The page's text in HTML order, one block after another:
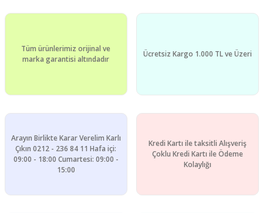
Ürün resmi kalitesiz, bozuk veya görüntülenemiyor.
Ürün bilgilerinde hatalar bulunuyor.
Tüm ürünlerimiz orijinal ve
marka garantisi altındadır
Ücretsiz Kargo 1.000 TL ve Üzeri
Arayın Birlikte Karar Verelim Karlı
Çıkın 0212 - 236 84 11 Hafa içi:
09:00 - 18:00 Cumartesi: 09:00 -
15:00
Kredi Kartı ile taksitli Alışveriş
Çoklu Kredi Kartı ile Ödeme
Kolaylığı